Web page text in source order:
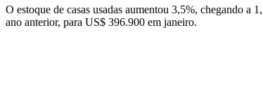
O estoque de casas usadas aumentou 3,5%, chegando a
ano anterior, para US$ 396.900 em janeiro.